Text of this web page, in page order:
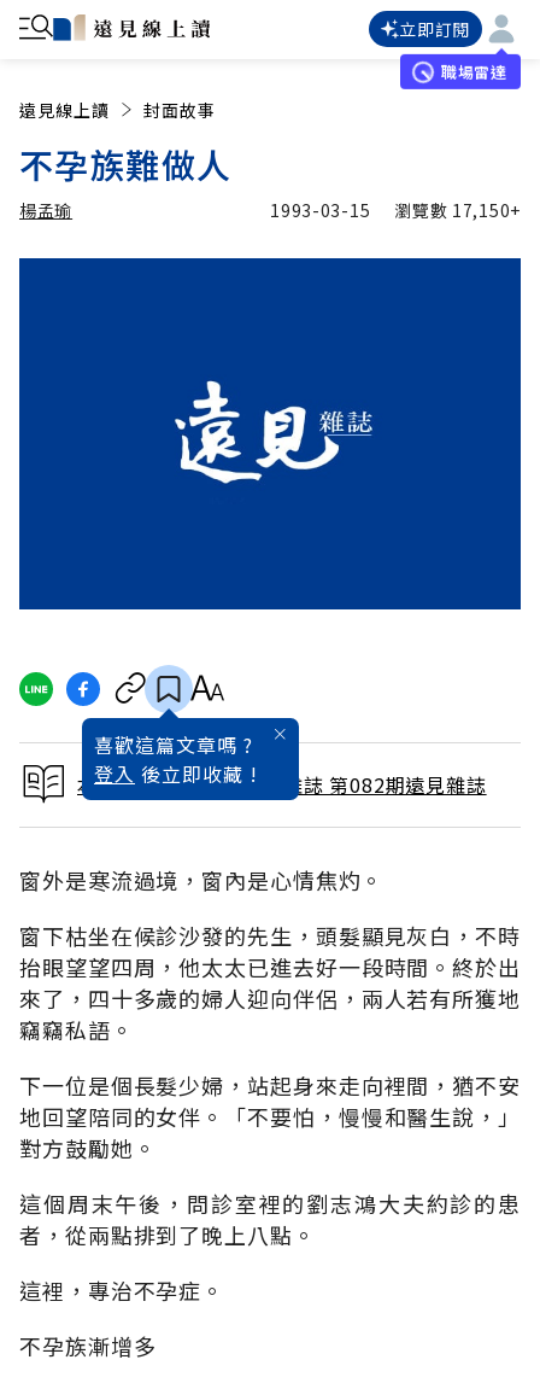
立即訂閱
職場雷達
遠見線上讀 封面故事
不孕族難做人
楊孟瑜 1993-03-15 瀏覽數 17,150+
喜歡這篇文章嗎 ?
登入 後立即收藏 !
本文出自 1993 / 4月號雜誌 第082期遠見雜誌
窗外是寒流過境，窗內是心情焦灼。
窗下枯坐在候診沙發的先生，頭髮顯見灰白，不時
抬眼望望四周，他太太已進去好一段時間。終於出
來了，四十多歲的婦人迎向伴侶，兩人若有所獲地
竊竊私語。
下一位是個長髮少婦，站起身來走向裡間，猶不安
地回望陪同的女伴。「不要怕，慢慢和醫生說，」
對方鼓勵她。
這個周末午後，問診室裡的劉志鴻大夫約診的患
者，從兩點排到了晚上八點。
這裡，專治不孕症。
不孕族漸增多